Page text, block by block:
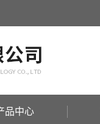
品中心